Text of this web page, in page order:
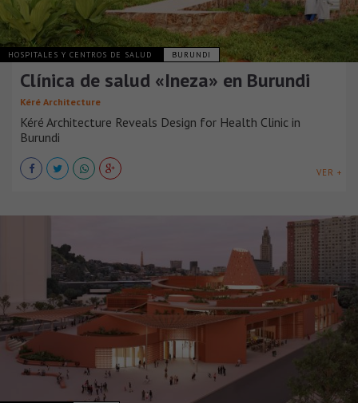
HOSPITALES Y CENTROS DE SALUD BURUNDI
Clínica de salud «Ineza» en Burundi
Kéré Architecture
Kéré Architecture Reveals Design for Health Clinic in
Burundi
VER +